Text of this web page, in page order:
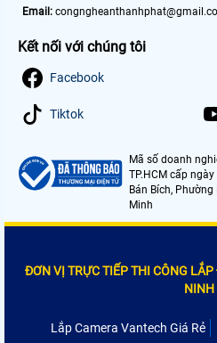
Email:
Kết nối với chúng tôi
Facebook
Tiktok
Mã số doanh
TP.HCM cấp
Bán Bích,
Minh
ĐƠN VỊ TRỰC TIẾP THI CÔNG
NINH
Lắp Camera Vantech Giá Rẻ